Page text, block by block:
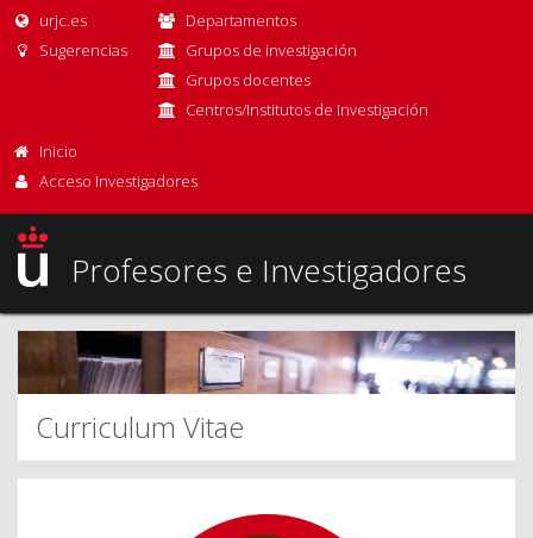
urjc.es
Sugerencias
Departamentos
Grupos de investigación
Grupos docentes
Centros/Institutos de Investigación
Inicio
Acceso Investigadores
Profesores e Investigadores
Curriculum Vitae